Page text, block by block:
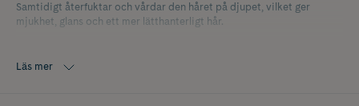
Samtidigt återfuktar och vårdar den håret på djupet, vilket ger
mjukhet, glans och ett mer lätthanterligt hår.
Läs mer